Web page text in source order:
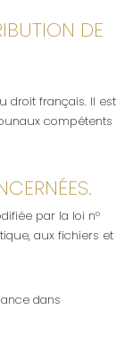
DE
droit français. Il est
compétents
par la loi n°
aux fichiers et
dans